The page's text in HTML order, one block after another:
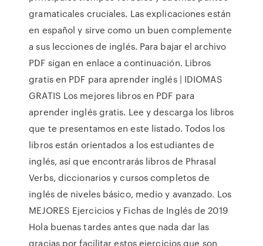
gramaticales cruciales. Las explicaciones están
en español y sirve como un buen complemente
a sus lecciones de inglés. Para bajar el archivo
PDF sigan en enlace a continuación. Libros
gratis en PDF para aprender inglés | IDIOMAS
GRATIS Los mejores libros en PDF para
aprender inglés gratis. Lee y descarga los libros
que te presentamos en este listado. Todos los
libros están orientados a los estudiantes de
inglés, así que encontrarás libros de Phrasal
Verbs, diccionarios y cursos completos de
inglés de niveles básico, medio y avanzado. Los
MEJORES Ejercicios y Fichas de Inglés de 2019 ️
Hola buenas tardes antes que nada dar las
gracias por facilitar estos ejercicios que son